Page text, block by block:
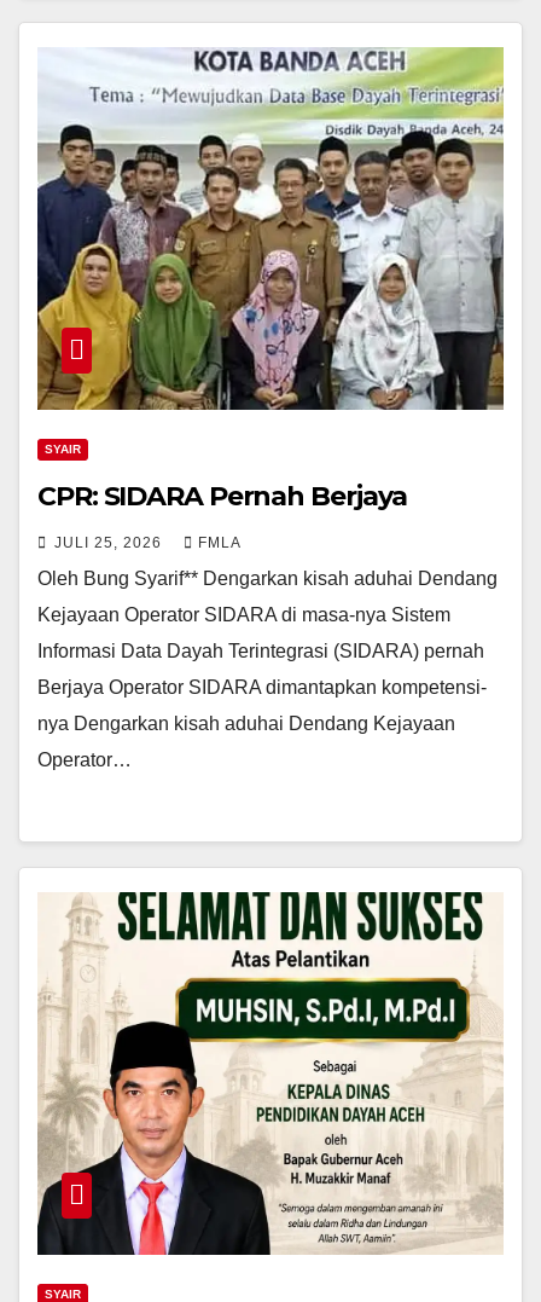
SYAIR
CPR: SIDARA Pernah Berjaya
JULI 25, 2026 FMLA
Oleh Bung Syarif** Dengarkan kisah aduhai Dendang
Kejayaan Operator SIDARA di masa-nya Sistem
Informasi Data Dayah Terintegrasi (SIDARA) pernah
Berjaya Operator SIDARA dimantapkan kompetensi-
nya Dengarkan kisah aduhai Dendang Kejayaan
Operator…
SYAIR